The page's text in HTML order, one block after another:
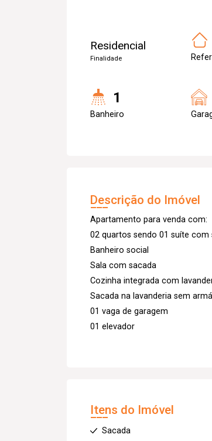
Residencial
Finalidade
1
Banheiro
Descrição do Imóvel
Apartamento para venda com:
02 quartos sendo 01 suíte com
Banheiro social
Sala com sacada
Cozinha integrada com
Sacada na lavanderia sem
01 vaga de garagem
01 elevador
Itens do Imóvel
Sacada